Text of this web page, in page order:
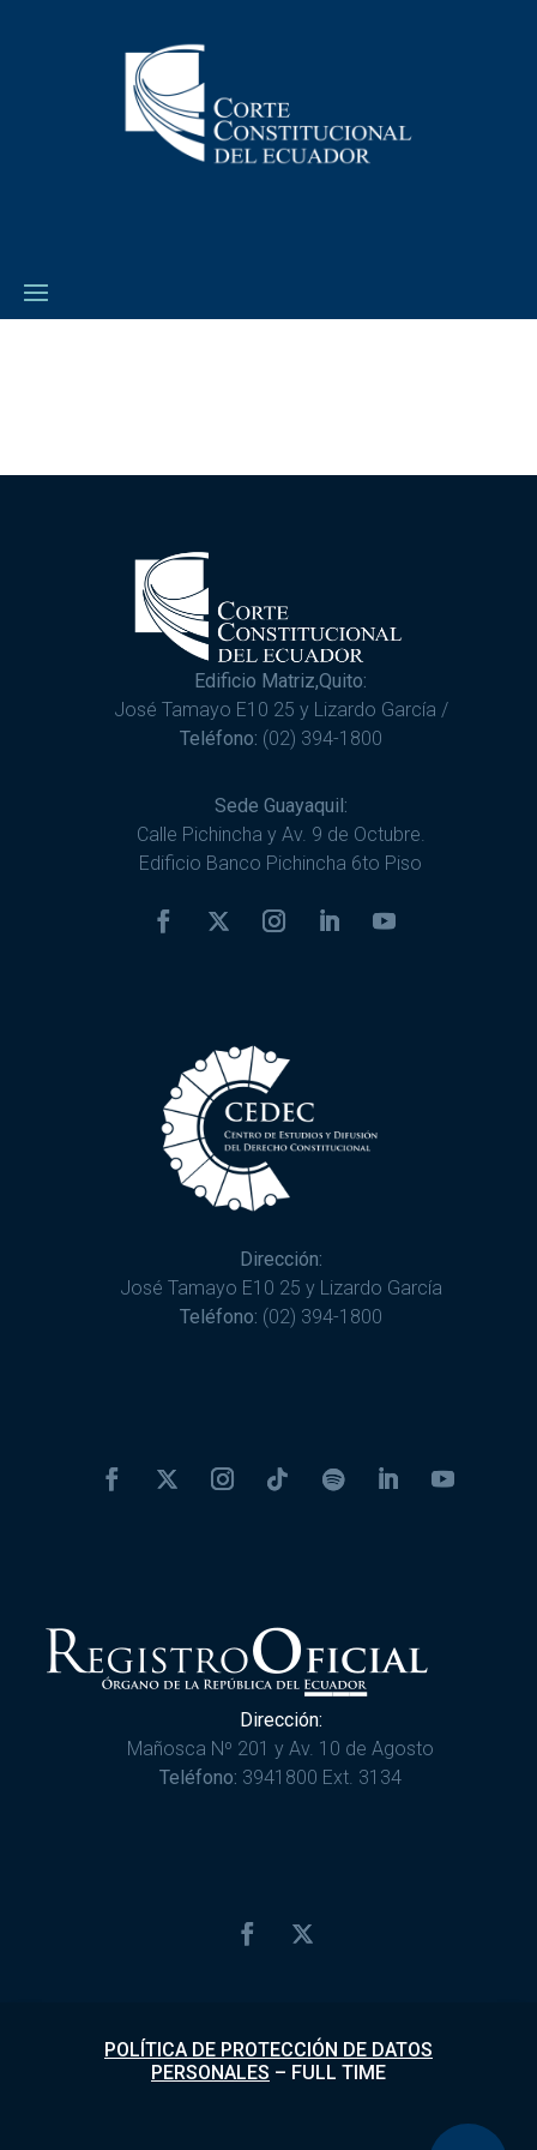
Edificio Matriz,Quito:
José Tamayo E10 25 y Lizardo García /
Teléfono: (02) 394-1800
Sede Guayaquil:
Calle Pichincha y Av. 9 de Octubre.
Edificio Banco Pichincha 6to Piso
Dirección:
José Tamayo E10 25 y Lizardo García
Teléfono: (02) 394-1800
Dirección:
Mañosca Nº 201 y Av. 10 de Agosto
Teléfono: 3941800 Ext. 3134
POLÍTICA DE PROTECCIÓN DE DATOS
PERSONALES – FULL TIME